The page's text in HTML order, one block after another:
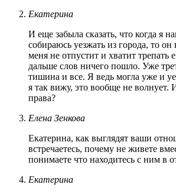
Екатерина
И еще забыла сказать, что когда я
собираюсь уезжать из города, то он
меня не отпустит и хватит
дальше слов ничего пошло. Уже
тишина и все. Я ведь могла уже и
я так вижу, это вообще не волнует.
права?
Елена Зенкова
Екатерина, как выглядят ваши
встречаетесь, почему не живете
понимаете что находитесь с ним в
Екатерина